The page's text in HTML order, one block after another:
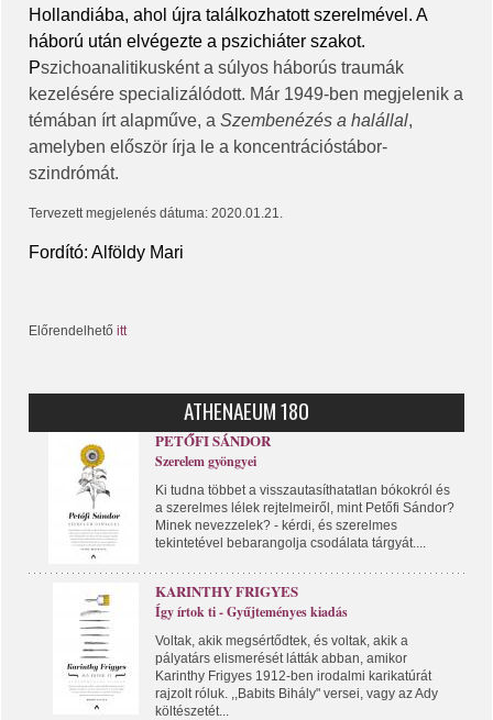
Hollandiába, ahol újra találkozhatott szerelmével. A
háború után elvégezte a pszichiáter szakot.
Pszichoanalitikusként a súlyos háborús traumák
kezelésére specializálódott. Már 1949-ben megjelenik a
témában írt alapműve, a Szembenézés a halállal,
amelyben először írja le a koncentrációstábor-
szindrómát.
Tervezett megjelenés dátuma: 2020.01.21.
Fordító: Alföldy Mari
Előrendelhető itt
ATHENAEUM 180
PETŐFI SÁNDOR
Szerelem gyöngyei
Ki tudna többet a visszautasíthatatlan bókokról és
a szerelmes lélek rejtelmeiről, mint Petőfi Sándor?
Minek nevezzelek? - kérdi, és szerelmes
tekintetével bebarangolja csodálata tárgyát....
KARINTHY FRIGYES
Így írtok ti - Gyűjteményes kiadás
Voltak, akik megsértődtek, és voltak, akik a
pályatárs elismerését látták abban, amikor
Karinthy Frigyes 1912-ben irodalmi karikatúrát
rajzolt róluk. ,,Babits Bihály" versei, vagy az Ady
költészetét...